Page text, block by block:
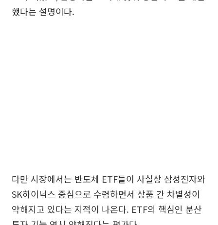
했다는 설명이다.
다만 시장에서는 반도체 ETF들이 사실상 삼성전자와
SK하이닉스 중심으로 수렴하면서 상품 간 차별성이
약해지고 있다는 지적이 나온다. ETF의 핵심인 분산